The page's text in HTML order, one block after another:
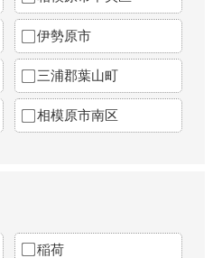
伊勢原市
三浦郡葉山町
相模原市南区
稲荷